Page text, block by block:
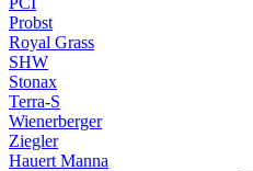
Probst
Royal Grass
SHW
Stonax
Terra-S
Wienerberger
Ziegler
Hauert Manna